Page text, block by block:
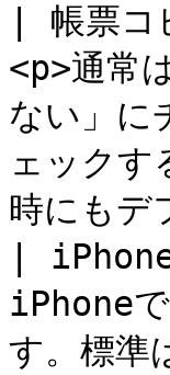
| 帳票
<p>通常
ない」に
ェックす
時にも
|
iPhone
す。標準